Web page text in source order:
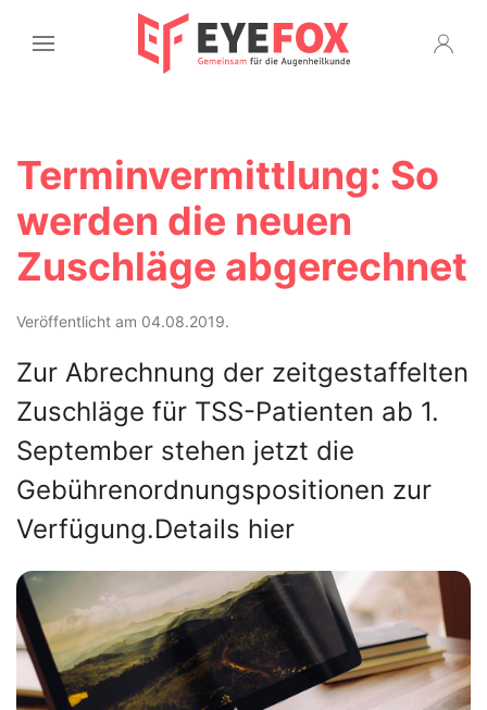
Terminvermittlung: So
werden die neuen
Zuschläge abgerechnet
Veröffentlicht am 04.08.2019.
Zur Abrechnung der zeitgestaffelten
Zuschläge für TSS-Patienten ab 1.
September stehen jetzt die
Gebührenordnungspositionen zur
Verfügung.Details hier